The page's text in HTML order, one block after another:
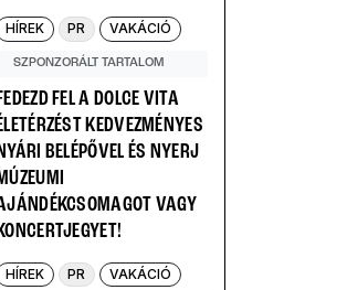
HÍREK PR VAKÁCIÓ
SZPONZORÁLT TARTALOM
FEDEZD FEL A DOLCE VITA
ÉLETÉRZÉST KEDVEZMÉNYES
BELÉPŐVEL ÉS NYERJ
VAGY
KONCERTJEGYET!
HÍREK PR VAKÁCIÓ